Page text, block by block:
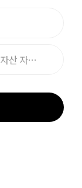
[커넥팅랩] 디지털자산 자금세탁을 차단하는 블록체인 맞춤형 솔루션 부상